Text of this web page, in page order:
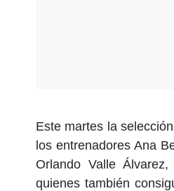
Este martes la
los entrenadores Ana
Orlando Valle
quienes también